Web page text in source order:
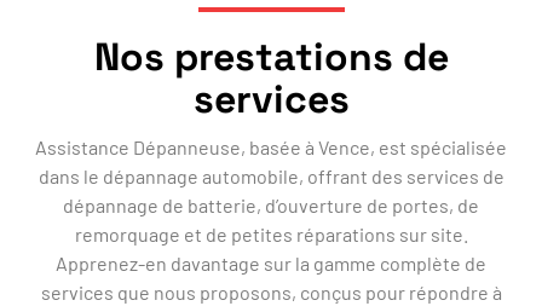
Nos prestations de
services
Assistance Dépanneuse, basée à Vence, est spécialisée
dans le dépannage automobile, offrant des services de
dépannage de batterie, d’ouverture de portes, de
remorquage et de petites réparations sur site.
Apprenez-en davantage sur la gamme complète de
services que nous proposons, conçus pour répondre à